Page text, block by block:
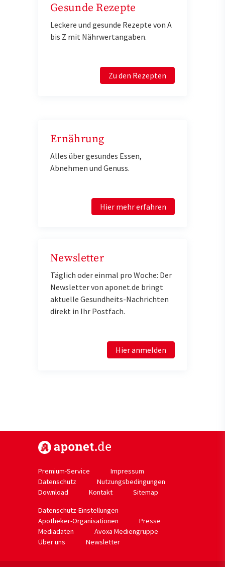
Gesunde Rezepte
Leckere und gesunde Rezepte von A
bis Z mit Nährwertangaben.
Zu den Rezepten
Ernährung
Alles über gesundes Essen,
Abnehmen und Genuss.
Hier mehr erfahren
Newsletter
Täglich oder einmal pro Woche: Der
Newsletter von aponet.de bringt
aktuelle Gesundheits-Nachrichten
direkt in Ihr Postfach.
Hier anmelden
Premium-Service
Impressum
Datenschutz
Nutzungsbedingungen
Download
Kontakt
Sitemap
Datenschutz-Einstellungen
Apotheker-Organisationen
Presse
Mediadaten
Avoxa Mediengruppe
Über uns
Newsletter